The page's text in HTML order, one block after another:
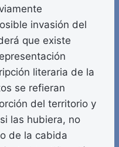
invasión del
que existe
literaria de la
se refieran
del territorio y
las hubiera, no
de la cabida